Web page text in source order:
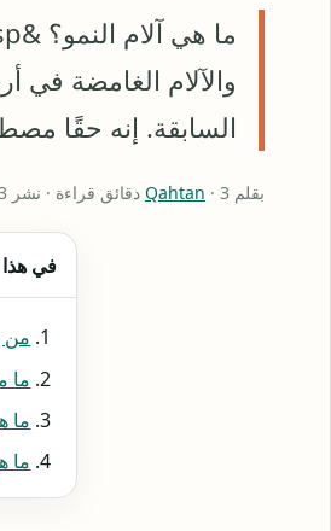
والآلام الغامضة في
السابقة. إنه حقًا
بقلم Qahtan · 3 دقائق قراءة · نشر 2023-02-16
في هذا
من
ما
ما
ما